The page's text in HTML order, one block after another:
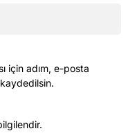
için adım, e-posta